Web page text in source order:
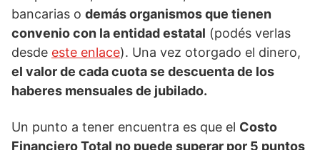
bancarias o demás organismos que tienen
convenio con la entidad estatal (podés verlas
desde este enlace). Una vez otorgado el dinero,
el valor de cada cuota se descuenta de los
haberes mensuales de jubilado.
Un punto a tener encuentra es que el Costo
Financiero Total no puede superar por 5 puntos